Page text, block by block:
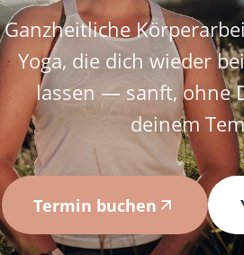
Ganzheitliche
Yoga, die dich wieder
lassen — sanft, ohne
deinem
Termin buchen